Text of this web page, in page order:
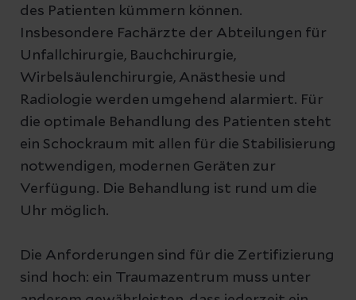
des Patienten kümmern können.
Insbesondere Fachärzte der Abteilungen für
Unfallchirurgie, Bauchchirurgie,
Wirbelsäulenchirurgie, Anästhesie und
Radiologie werden umgehend alarmiert. Für
die optimale Behandlung des Patienten steht
ein Schockraum mit allen für die Stabilisierung
notwendigen, modernen Geräten zur
Verfügung. Die Behandlung ist rund um die
Uhr möglich.
Die Anforderungen sind für die Zertifizierung
sind hoch: ein Traumazentrum muss unter